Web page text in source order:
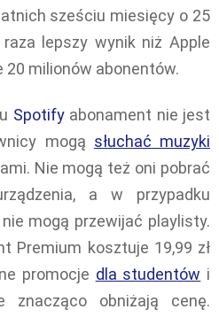
sześciu miesięcy o 25
lepszy wynik niż Apple
20 milionów abonentów.
Spotifyabonament nie jest
mogą słuchać muzyki
Nie mogą też oni pobrać
a w przypadku
mogą przewijać playlisty.
Premium kosztuje 19,99 zł
promocje dla studentów i
znacząco obniżają cenę.